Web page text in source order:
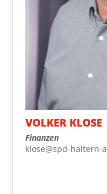
VOL­KER KLOSE
Finan­zen
klose@spd-haltern-